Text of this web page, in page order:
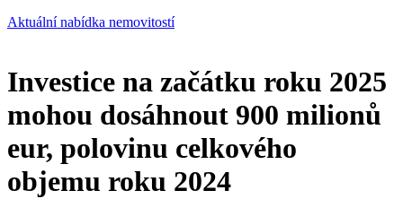
Aktuální nabídka nemovitostí
Investice na začátku roku 2025
mohou dosáhnout 900 milionů
eur, polovinu celkového
objemu roku 2024